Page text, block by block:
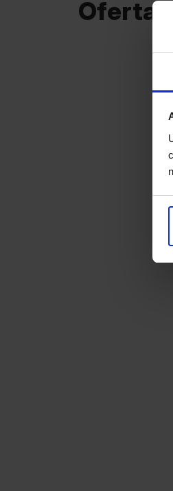
Oferta